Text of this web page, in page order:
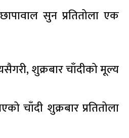
सुन प्रतितोला एक
शुक्रबार चाँदीको मूल्य
चाँदी शुक्रबार प्रतितोला